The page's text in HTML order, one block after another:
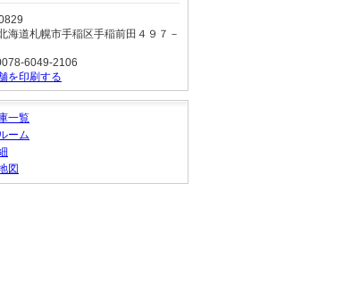
海道札幌市手稲区手稲前田４９７－
6049-2106
を印刷する
一覧
ーム
図